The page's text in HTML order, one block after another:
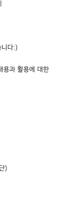
니다:)
용과 활용에 대한
)